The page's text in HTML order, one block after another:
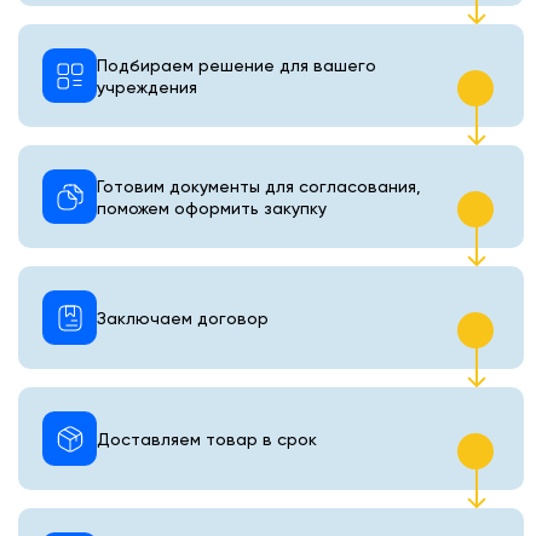
Подбираем решение для вашего
учреждения
Готовим документы для согласования,
поможем оформить закупку
Доставляем товар в срок
Заключаем договор